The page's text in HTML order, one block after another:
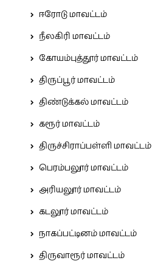
ஈரோடு மாவட்டம்
நீலகிரி மாவட்டம்
கோயம்புத்தூர் மாவட்டம்
திருப்பூர் மாவட்டம்
திண்டுக்கல் மாவட்டம்
கரூர் மாவட்டம்
திருச்சிராப்பள்ளி மாவட்டம்
பெரம்பலூர் மாவட்டம்
அரியலூர் மாவட்டம்
கடலூர் மாவட்டம்
நாகப்பட்டினம் மாவட்டம்
திருவாரூர் மாவட்டம்